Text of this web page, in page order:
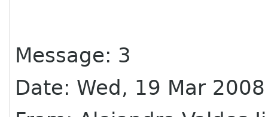
Message: 3
Date: Wed, 19 Mar